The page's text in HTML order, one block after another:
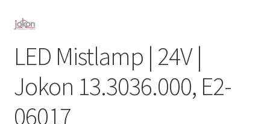
LED Mistlamp | 24V |
Jokon 13.3036.000, E2-
06017